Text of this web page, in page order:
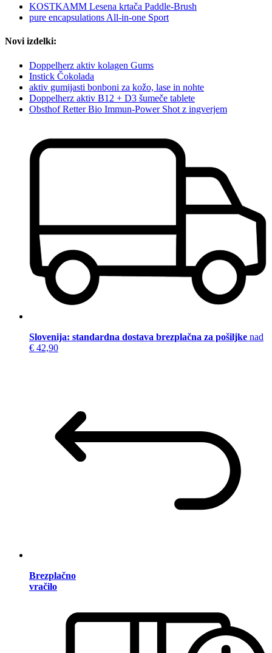
KOSTKAMM Lesena krtača Paddle-Brush
pure encapsulations All-in-one Sport
Novi izdelki:
Doppelherz aktiv kolagen Gums
Instick Čokolada
aktiv gumijasti bonboni za kožo, lase in nohte
Doppelherz aktiv B12 + D3 šumeče tablete
Obsthof Retter Bio Immun-Power Shot z ingverjem
Slovenija: standardna dostava brezplačna za pošiljke nad
€ 42,90
Brezplačno
vračilo